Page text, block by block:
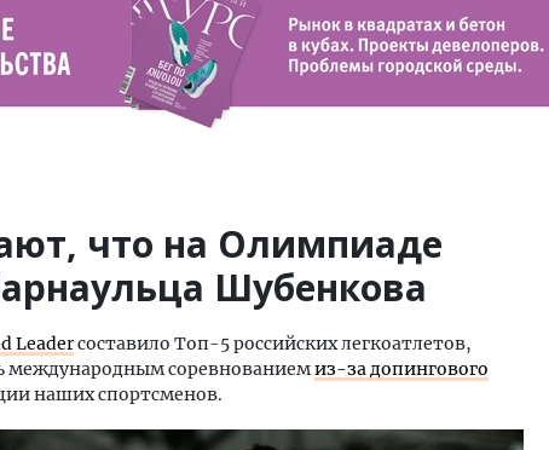
что на Олимпиаде
Шубенкова
Leaderсоставило Топ-5 российских легкоатлетов,
международным соревнованиемиз-за допингового
наших спортсменов.